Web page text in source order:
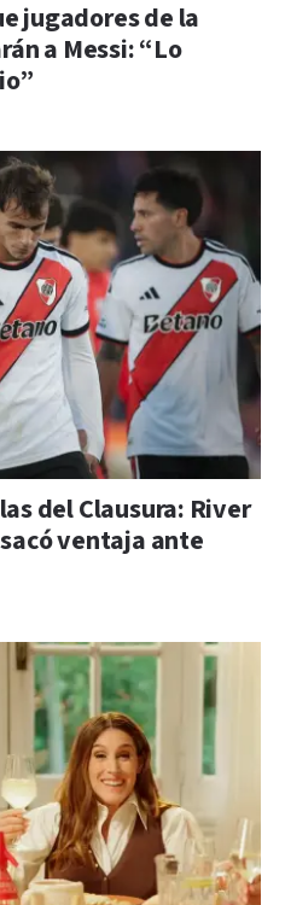
jugadores de la
a Messi: “Lo
del Clausura: River
ventaja ante